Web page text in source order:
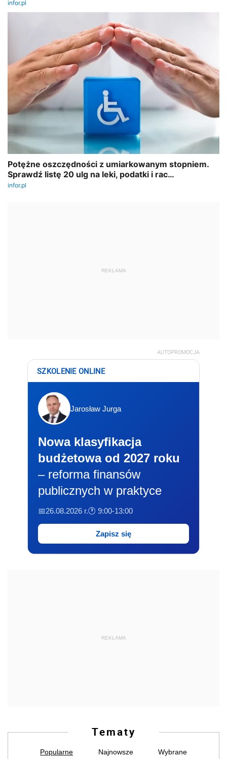
REKLAMA
AUTOPROMOCJA
SZKOLENIE ONLINE
Jarosław Jurga
Nowa klasyfikacja
budżetowa od 2027 roku
– reforma finansów
publicznych w praktyce
📅26.08.2026 r.🕐 9:00-13:00
Zapisz się
REKLAMA
Tematy
Popularne Najnowsze Wybrane